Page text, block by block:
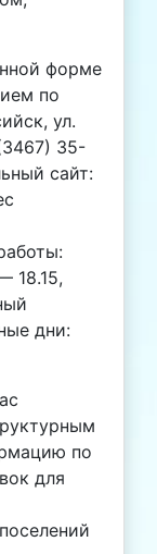
форме
по
ул.
35-
сайт:
18.15,
дни:
по
для